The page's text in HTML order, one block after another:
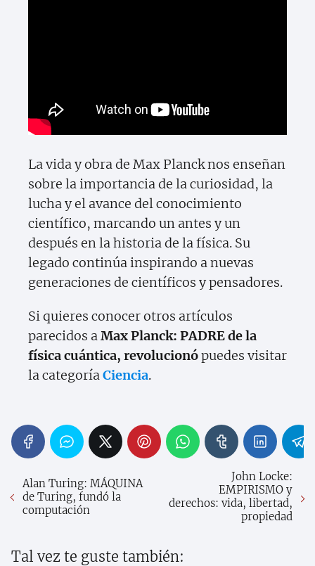
La vida y obra de Max Planck nos enseñan
sobre la importancia de la curiosidad, la
lucha y el avance del conocimiento
científico, marcando un antes y un
después en la historia de la física. Su
legado continúa inspirando a nuevas
generaciones de científicos y pensadores.
Si quieres conocer otros artículos
parecidos aMax Planck: PADRE de la
física cuántica, revolucionópuedes visitar
la categoríaCiencia.
Alan Turing: MÁQUINA
de Turing, fundó la
computación
John Locke:
EMPIRISMO y
derechos: vida, libertad,
propiedad
Tal vez te guste también: